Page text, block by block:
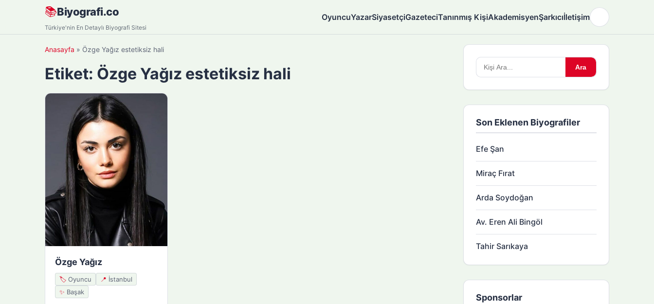
📚Biyografi.co
Türkiye'nin En Detaylı Biyografi Sitesi
OyuncuYazarSiyasetçiGazeteciTanınmış KişiAkademisyenŞarkıcıİletişim
Anasayfa » Özge Yağız estetiksiz hali
Etiket: Özge Yağız estetiksiz hali
Özge Yağız
🏷️ Oyuncu 📍 İstanbul
✨ Başak
Arama
yapın:
Ara
Son Eklenen Biyografiler
Efe Şan
Miraç Fırat
Arda Soydoğan
Av. Eren Ali Bingöl
Tahir Sarıkaya
Sponsorlar